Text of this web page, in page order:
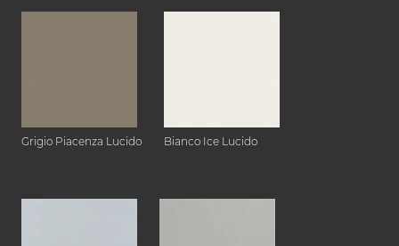
Grigio Piacenza Lucido Bianco Ice Lucido